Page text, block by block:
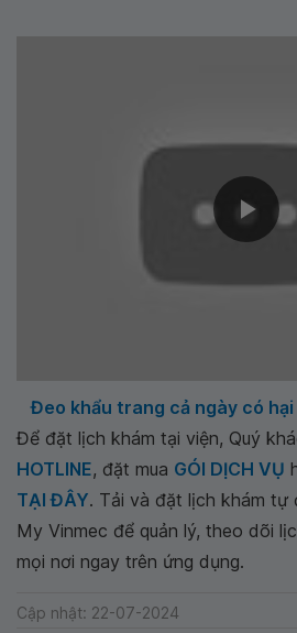
Đeo khẩu trang cả ngày có
Để đặt lịch khám tại viện, Quý
HOTLINE, đặt mua GÓI DỊCH VỤ
TẠI ĐÂY. Tải và đặt lịch khám tự
My Vinmec để quản lý, theo dõi
mọi nơi ngay trên ứng dụng.
Cập nhật: 22-07-2024